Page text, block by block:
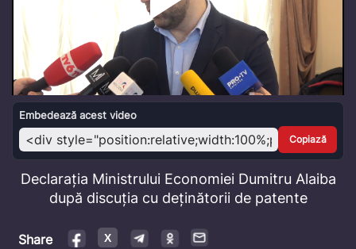
Play
Video
Embedează acest video
Copiază
Declarația Ministrului Economiei Dumitru Alaiba
după discuția cu deținătorii de patente
Share